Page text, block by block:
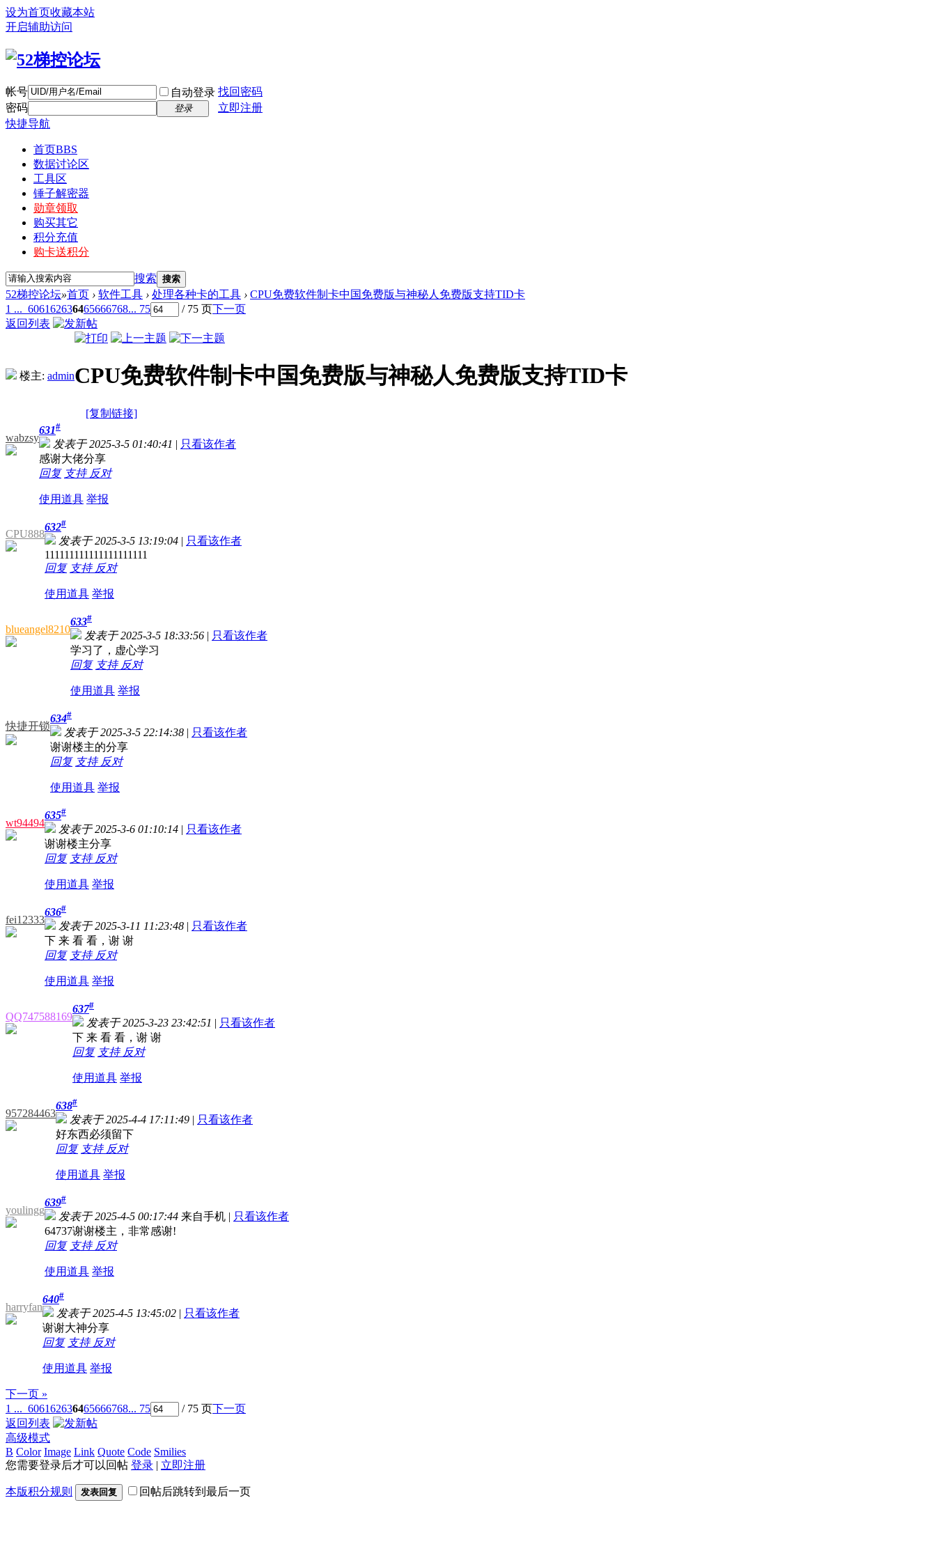
设为首页收藏本站
开启辅助访问
帐号 自动登录 找回密码
密码
登录
立即注册
快捷导航
首页BBS
数据讨论区
工具区
锤子解密器
勋章领取
购买其它
积分充值
购卡送积分
搜索 搜索
52梯控论坛»首页 › 软件工具 › 处理各种卡的工具 › CPU免费软件制卡中国免费版与神秘人免费版支持TID卡
1 ... 606162636465666768... 75 / 75 页下一页
返回列表
楼主: adminCPU免费软件制卡中国免费版与神秘人免费版支持TID卡
[复制链接]
wabzsy
631#
发表于 2025-3-5 01:40:41 | 只看该作者
感谢大佬分享
回复 支持 反对
使用道具 举报
CPU888
632#
发表于 2025-3-5 13:19:04 | 只看该作者
111111111111111111111
回复 支持 反对
使用道具 举报
blueangel8210
633#
发表于 2025-3-5 18:33:56 | 只看该作者
学习了，虚心学习
回复 支持 反对
使用道具 举报
快捷开锁
634#
发表于 2025-3-5 22:14:38 | 只看该作者
谢谢楼主的分享
回复 支持 反对
使用道具 举报
wt94494
635#
发表于 2025-3-6 01:10:14 | 只看该作者
谢谢楼主分享
回复 支持 反对
使用道具 举报
fei12333
636#
发表于 2025-3-11 11:23:48 | 只看该作者
下 来 看 看，谢 谢
回复 支持 反对
使用道具 举报
QQ747588169
637#
发表于 2025-3-23 23:42:51 | 只看该作者
下 来 看 看，谢 谢
回复 支持 反对
使用道具 举报
957284463
638#
发表于 2025-4-4 17:11:49 | 只看该作者
好东西必须留下
回复 支持 反对
使用道具 举报
youlingg
639#
发表于 2025-4-5 00:17:44 来自手机 | 只看该作者
64737谢谢楼主，非常感谢!
回复 支持 反对
使用道具 举报
harryfan
640#
发表于 2025-4-5 13:45:02 | 只看该作者
谢谢大神分享
回复 支持 反对
使用道具 举报
下一页 »
1 ... 606162636465666768... 75 / 75 页下一页
返回列表
高级模式
B Color Image Link Quote Code Smilies
您需要登录后才可以回帖 登录 | 立即注册
本版积分规则 发表回复 回帖后跳转到最后一页